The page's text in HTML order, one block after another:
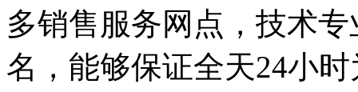
多销售服务网点，技术
名，能够保证全天24小